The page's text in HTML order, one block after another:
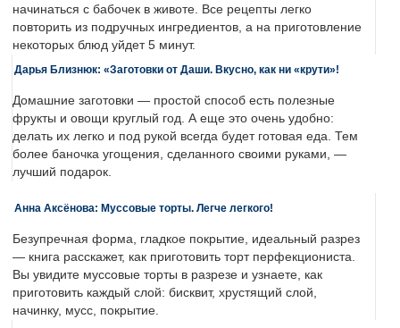
начинаться с бабочек в животе. Все рецепты легко
повторить из подручных ингредиентов, а на приготовление
некоторых блюд уйдет 5 минут.
Дарья Близнюк: «Заготовки от Даши. Вкусно, как ни «крути»!
Домашние заготовки — простой способ есть полезные
фрукты и овощи круглый год. А еще это очень удобно:
делать их легко и под рукой всегда будет готовая еда. Тем
более баночка угощения, сделанного своими руками, —
лучший подарок.
Анна Аксёнова: Муссовые торты. Легче легкого!
Безупречная форма, гладкое покрытие, идеальный разрез
— книга расскажет, как приготовить торт перфекциониста.
Вы увидите муссовые торты в разрезе и узнаете, как
приготовить каждый слой: бисквит, хрустящий слой,
начинку, мусс, покрытие.